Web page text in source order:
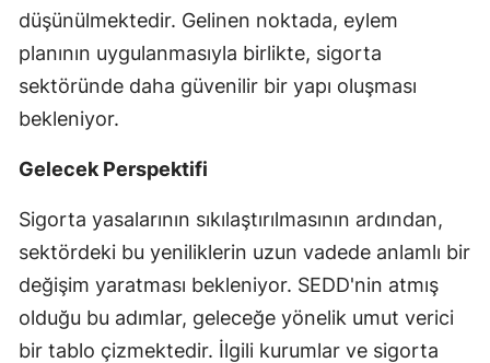
Nevşehir
Niğde
Samsun
Siirt
düşünülmektedir. Gelinen noktada, eylem
planının uygulanmasıyla birlikte, sigorta
sektöründe daha güvenilir bir yapı oluşması
bekleniyor.
Gelecek Perspektifi
Sigorta yasalarının sıkılaştırılmasının ardından,
sektördeki bu yeniliklerin uzun vadede anlamlı bir
değişim yaratması bekleniyor. SEDD'nin atmış
olduğu bu adımlar, geleceğe yönelik umut verici
bir tablo çizmektedir. İlgili kurumlar ve sigorta